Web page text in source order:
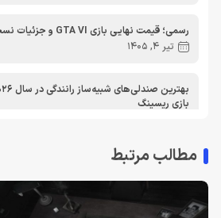
رسمی؛ قیمت نهایی بازی GTA VI و جزئیات نسخه‌ی آلتیمیت اعلام شد
تیر 4, 1405
بازی ریسینگ
مطالب مرتبط